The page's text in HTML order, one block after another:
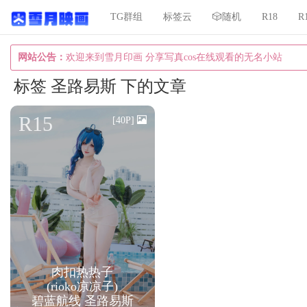
网站公告： 欢迎来到雪月印画 分享写真cos在线观看的无名小站
TG群组 标签云 🎲随机 R18
标签 圣路易斯 下的文章
肉扣热热子
(rioko凉凉子)
碧蓝航线 圣路易斯
R15 [40P]